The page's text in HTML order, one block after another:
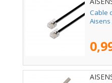
Cable